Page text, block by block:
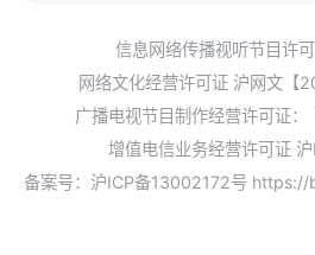
信息网络传播视听节目许
网络文化经营许可证 沪网文
广播电视节目制作经营许可证
增值电信业务经营许可证
备案号：沪ICP备13002172号 https://